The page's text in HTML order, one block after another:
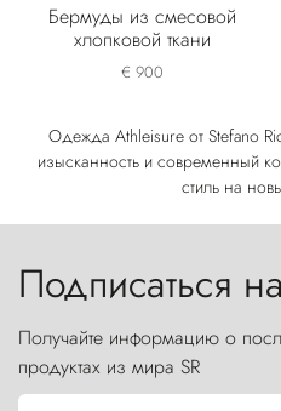
Бермуды из смесовой
хлопковой ткани
€ 900
Одежда Athleisure от Stefano
изысканность и современный
стиль на
Подписаться
Получайте информацию о
продуктах из мира SR